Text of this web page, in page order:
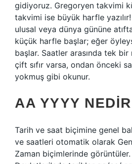
gidiyoruz. Gregoryen takvimi
takvimi ise büyük harfle yazılır!
ulusal veya dünya gününe
küçük harfle başlar; eğer
başlar. Saatler arasında tek bir
çift sıfır varsa, ondan önceki
yokmuş gibi okunur.
AA YYYY
Tarih ve saat biçimine genel
ve saatleri otomatik olarak
Zaman biçimlerinde